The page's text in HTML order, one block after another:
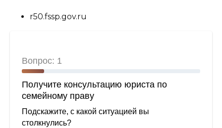
r50.fssp.gov.ru